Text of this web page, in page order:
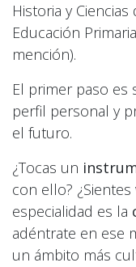
Historia y
Educación
mención).
El primer paso es
perfil personal y
el futuro.
¿Tocas un
con ello?
especialidad es la
adéntrate en ese
un ámbito más